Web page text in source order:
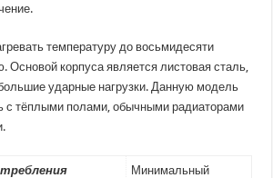
температуру до восьмидесяти
Основой корпуса является листовая сталь,
ударные нагрузки. Данную модель
с тёплыми полами, обычными радиаторами
Минимальный